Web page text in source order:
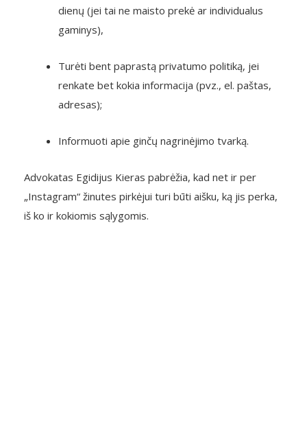
dienų (jei tai ne maisto prekė ar individualus
gaminys),
Turėti bent paprastą privatumo politiką, jei
renkate bet kokia informacija (pvz., el. paštas,
adresas);
Informuoti apie ginčų nagrinėjimo tvarką.
Advokatas Egidijus Kieras pabrėžia, kad net ir per
„Instagram“ žinutes pirkėjui turi būti aišku, ką jis perka,
iš ko ir kokiomis sąlygomis.